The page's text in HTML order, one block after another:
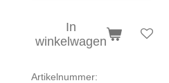
In
winkelwagen
Artikelnummer: